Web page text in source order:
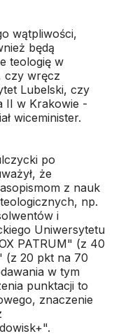
wątpliwości,
będą
teologię w
czy wręcz
Lubelski, czy
II w Krakowie -
wiceminister.
po
że
z nauk
np.
i
Uniwersytetu
PATRUM" (z 40
(z 20 pkt na 70
w tym
punktacji to
znaczenie